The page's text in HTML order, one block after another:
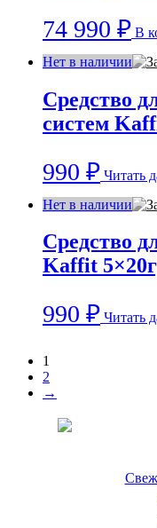
74 990 ₽ В
Нет в наличии
Cредство
систем
990 ₽ Читать
Нет в наличии
Средство
Kaffit
990 ₽ Читать
1
2
→